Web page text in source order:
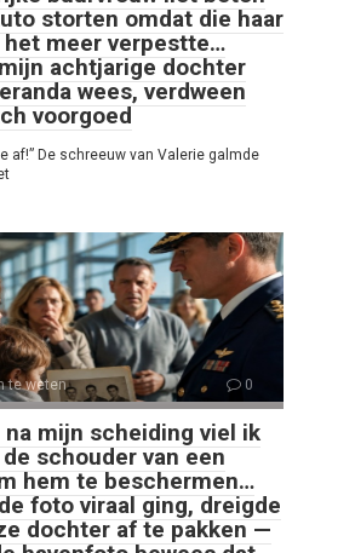
storten omdat die haar
meer verpestte…
achtjarige dochter
wees, verdween
voorgoed
af!” De schreeuw van Valerie galmde
te weten 0
na mijn scheiding viel ik
schouder van een
hem te beschermen…
foto viraal ging, dreigde
dochter af te pakken —